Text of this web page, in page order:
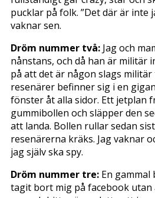
pucklar på folk. ”Det där är inte
vaknar sen.
Dröm nummer två: Jag och
nånstans, och då han är militär
på att det är någon slags
resenärer befinner sig i en
fönster åt alla sidor. Ett jetplan
gummibollen och släpper den
att landa. Bollen rullar sedan
resenärerna kräks. Jag vaknar
jag själv ska spy.
Dröm nummer tre: En
tagit bort mig på facebook utan